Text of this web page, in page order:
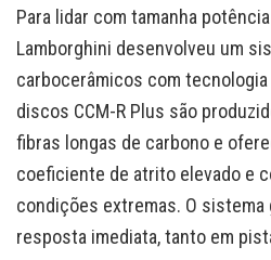
Para lidar com tamanha
Lamborghini desenvolveu um
carbocerâmicos com
discos CCM-R Plus são
fibras longas de carbono e
coeficiente de atrito elevado e
condições extremas. O sistema
resposta imediata, tanto em